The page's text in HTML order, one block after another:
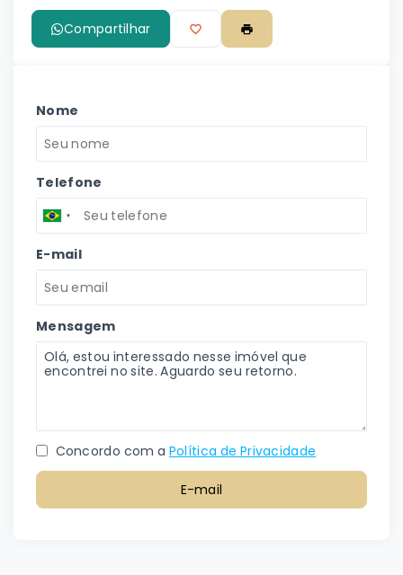
Compartilhar
Nome
Telefone
E-mail
Mensagem
Concordo com a Política de Privacidade
E-mail